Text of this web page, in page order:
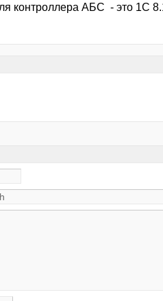
контроллера АБС - это 1С